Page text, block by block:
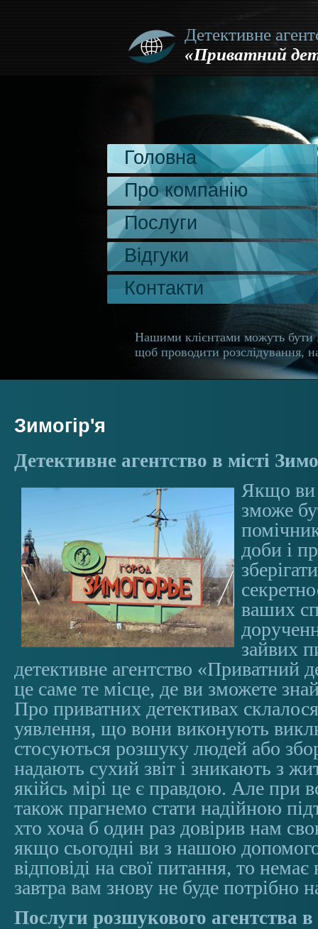
Детективне
«Приватний
Головна
Про компанію
Послуги
Відгуки
Контакти
Нашими клієнтами можуть бути
щоб проводити розслідування,
Зимогір'я
Детективне агентство в місті
Якщо ви
зможе
доби і
ваших
зайвих
детективне агентство «Приватний
це саме те місце, де ви зможете
Про приватних детективах
уявлення, що вони виконують
стосуються розшуку людей або
надають сухий звіт і зникають з
якійсь мірі це є правдою. Але при
також прагнемо стати надійною
хто хоча б один раз довірив нам
якщо сьогодні ви з нашою
відповіді на свої питання, то немає
завтра вам знову не буде потрібно
Послуги розшукового агентства в